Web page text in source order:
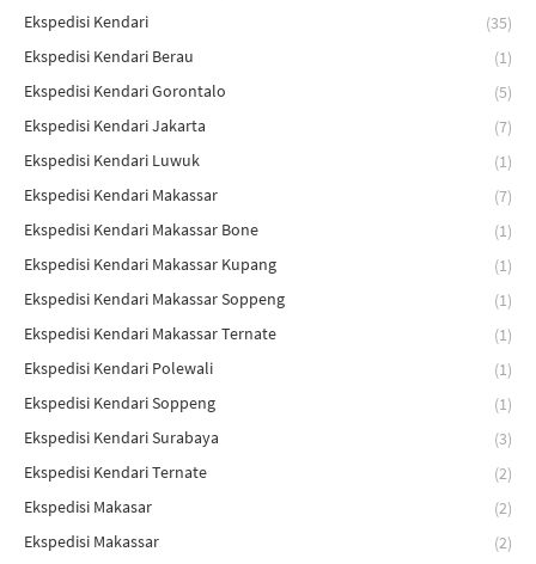
Ekspedisi Kendari
(35)
Ekspedisi Kendari Berau
(1)
Ekspedisi Kendari Gorontalo
(5)
Ekspedisi Kendari Jakarta
(7)
Ekspedisi Kendari Luwuk
(1)
Ekspedisi Kendari Makassar
(7)
Ekspedisi Kendari Makassar Bone
(1)
Ekspedisi Kendari Makassar Kupang
(1)
Ekspedisi Kendari Makassar Soppeng
(1)
Ekspedisi Kendari Makassar Ternate
(1)
Ekspedisi Kendari Polewali
(1)
Ekspedisi Kendari Soppeng
(1)
Ekspedisi Kendari Surabaya
(3)
Ekspedisi Kendari Ternate
(2)
Ekspedisi Makasar
(2)
Ekspedisi Makassar
(2)